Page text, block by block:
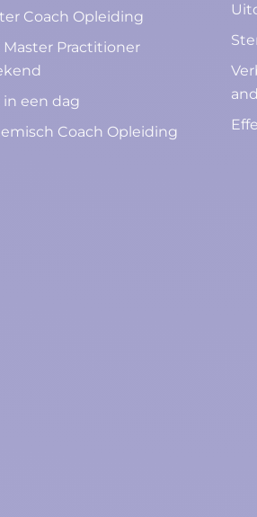
Coach Opleiding
Master Practitioner
in een dag
Coach Opleiding